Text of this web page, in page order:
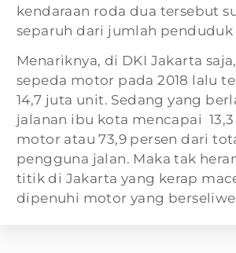
kendaraan roda dua tersebut
separuh dari jumlah penduduk
Menariknya, di DKI Jakarta
sepeda motor pada 2018 lalu
14,7 juta unit. Sedang yang
jalanan ibu kota mencapai
motor atau 73,9 persen dari
pengguna jalan. Maka tak
titik di Jakarta yang kerap
dipenuhi motor yang